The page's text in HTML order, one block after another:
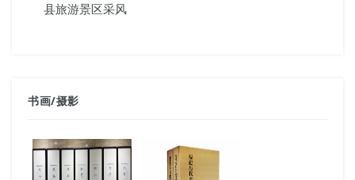
县旅游景区采风
书画/摄影